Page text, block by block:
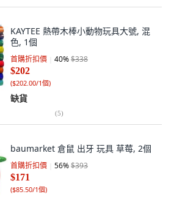
KAYTEE 熱帶木棒小動物玩具大號, 混
色, 1個
首購折扣價 40%$338
$202
($202.00/1個)
缺貨
(5)
baumarket 倉鼠 出牙 玩具 草莓, 2個
首購折扣價 56%$393
$171
($85.50/1個)